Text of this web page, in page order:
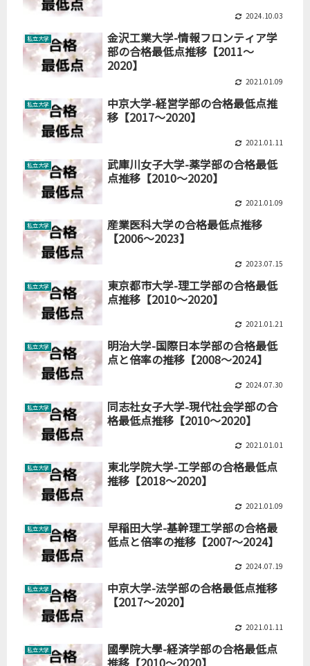
2024.10.03
私立大学
金沢工業大学-情報フロンティア学
部の合格最低点推移【2011～
2020】
2021.01.09
私立大学
中京大学-経営学部の合格最低点推
移【2017～2020】
2021.01.11
私立大学
武庫川女子大学-薬学部の合格最低
点推移【2010～2020】
2021.01.09
私立大学
産業医科大学の合格最低点推移
【2006～2023】
2023.07.15
私立大学
東京都市大学-理工学部の合格最低
点推移【2010～2020】
2021.01.21
私立大学
明治大学-国際日本学部の合格最低
点と倍率の推移【2008～2024】
2024.07.30
私立大学
同志社女子大学-現代社会学部の合
格最低点推移【2010～2020】
2021.01.01
私立大学
東北学院大学-工学部の合格最低点
推移【2018～2020】
2021.01.09
私立大学
早稲田大学-基幹理工学部の合格最
低点と倍率の推移【2007～2024】
2024.07.19
私立大学
中京大学-法学部の合格最低点推移
【2017～2020】
2021.01.11
私立大学
國學院大學-経済学部の合格最低点
推移【2010～2020】